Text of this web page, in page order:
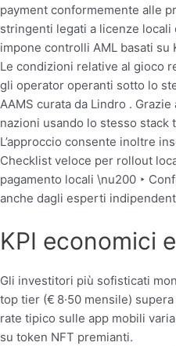
payment conformemente alle
stringenti legati a licenze
impone controlli AML basati su
Le condizioni relative al gioco
gli operator​​‌​​ ‌operanti sotto lo
AAMS curata da Lindro .
nazioni usando lo stesso stack
L’approccio consente inoltre
Checklist veloce per rollout
pagamento locali \nu200 ‣
anche dagli esperti
KPI economici
Gli investitori più sofisticati
top tier (€ 8·50 mensile)
rate tipico sulle app mobili
su token NFT premianti.